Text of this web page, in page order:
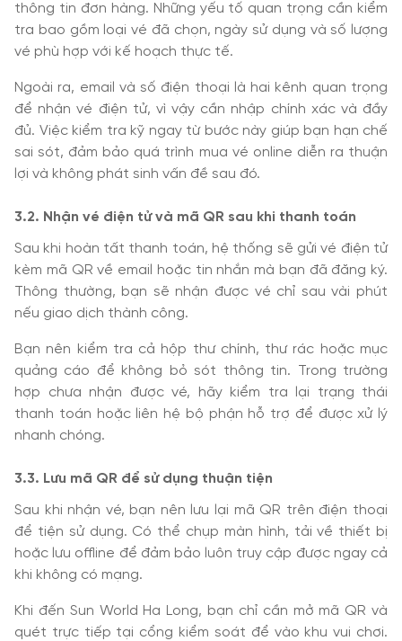
thông tin đơn hàng. Những yếu tố quan trọng cần kiểm
tra bao gồm loại vé đã chọn, ngày sử dụng và số lượng
vé phù hợp với kế hoạch thực tế.
Ngoài ra, email và số điện thoại là hai kênh quan trọng
để nhận vé điện tử, vì vậy cần nhập chính xác và đầy
đủ. Việc kiểm tra kỹ ngay từ bước này giúp bạn hạn chế
sai sót, đảm bảo quá trình mua vé online diễn ra thuận
lợi và không phát sinh vấn đề sau đó.
3.2. Nhận vé điện tử và mã QR sau khi thanh toán
Sau khi hoàn tất thanh toán, hệ thống sẽ gửi vé điện tử
kèm mã QR về email hoặc tin nhắn mà bạn đã đăng ký.
Thông thường, bạn sẽ nhận được vé chỉ sau vài phút
nếu giao dịch thành công.
Bạn nên kiểm tra cả hộp thư chính, thư rác hoặc mục
quảng cáo để không bỏ sót thông tin. Trong trường
hợp chưa nhận được vé, hãy kiểm tra lại trạng thái
thanh toán hoặc liên hệ bộ phận hỗ trợ để được xử lý
nhanh chóng.
3.3. Lưu mã QR để sử dụng thuận tiện
Sau khi nhận vé, bạn nên lưu lại mã QR trên điện thoại
để tiện sử dụng. Có thể chụp màn hình, tải về thiết bị
hoặc lưu offline để đảm bảo luôn truy cập được ngay cả
khi không có mạng.
Khi đến Sun World Ha Long, bạn chỉ cần mở mã QR và
quét trực tiếp tại cổng kiểm soát để vào khu vui chơi.